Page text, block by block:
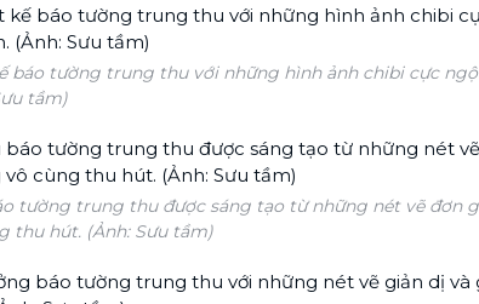
báo tường trung thu với những hình ảnh chibi cực
tầm)
tường trung thu được sáng tạo từ những nét vẽ đơn
thu hút. (Ảnh: Sưu tầm)